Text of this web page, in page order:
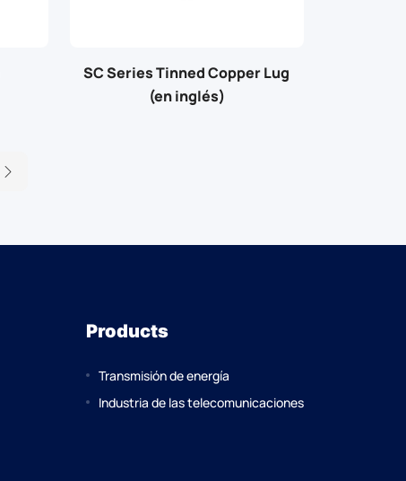
SC Series Tinned Copper Lug
(en inglés)
Products
Transmisión de energía
Industria de las telecomunicaciones